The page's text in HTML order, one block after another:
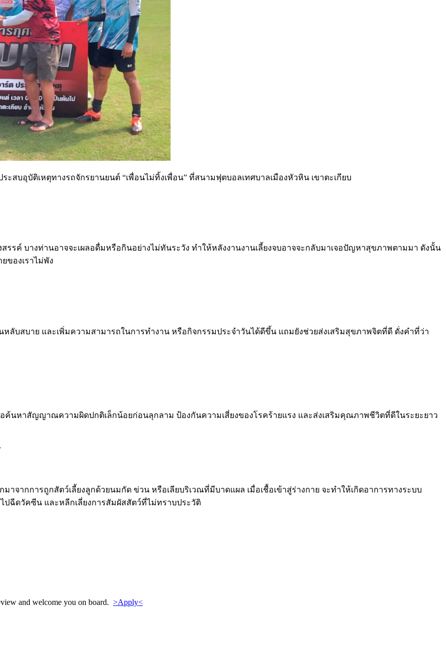
บอุบัติเหตุทางรถจักรยานยนต์ “เพื่อนไม่ทิ้งเพื่อน” ที่สนามฟุตบอลเทศบาลเมืองหัวหิน เขาตะเกียบ
รรค์ บางท่านอาจจะเผลอดื่มหรือกินอย่างไม่ทันระวัง ทำให้หลังงานงานเลี้ยงจบอาจจะกลับมาเจอปัญหาสุขภาพตามมา ดังนั้น
ของเราไม่พัง
ลับสบาย และเพิ่มความสามารถในการทำงาน หรือกิจกรรมประจำวันได้ดีขึ้น แถมยังช่วยส่งเสริมสุขภาพจิตที่ดี ดั่งคำที่ว่า
อค้นหาสัญญาณความผิดปกติเล็กน้อยก่อนลุกลาม ป้องกันความเสี่ยงของโรคร้ายแรง และส่งเสริมคุณภาพชีวิตที่ดีในระยะยาว
าจากการถูกสัตว์เลี้ยงลูกด้วยนมกัด ข่วน หรือเลียบริเวณที่มีบาดแผล เมื่อเชื้อเข้าสู่ร่างกาย จะทำให้เกิดอาการทางระบบ
ปฉีดวัคซีน และหลีกเลี่ยงการสัมผัสสัตว์ที่ไม่ทราบประวัติ
and welcome you on board. >Apply<